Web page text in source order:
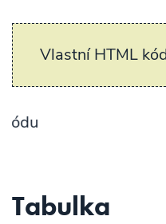
Vlastní HTML
Tabulka